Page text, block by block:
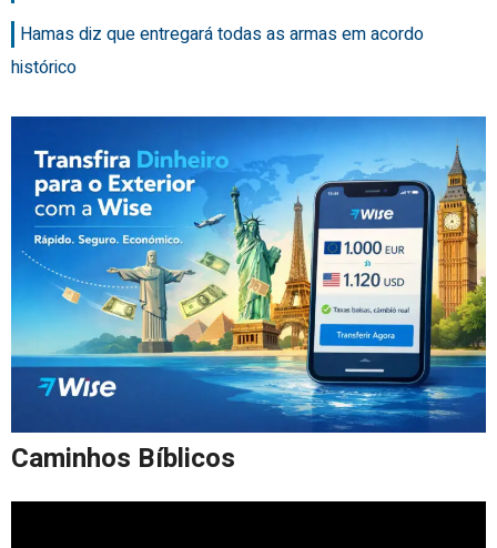
Hamas diz que entregará todas as armas em acordo
histórico
Caminhos Bíblicos